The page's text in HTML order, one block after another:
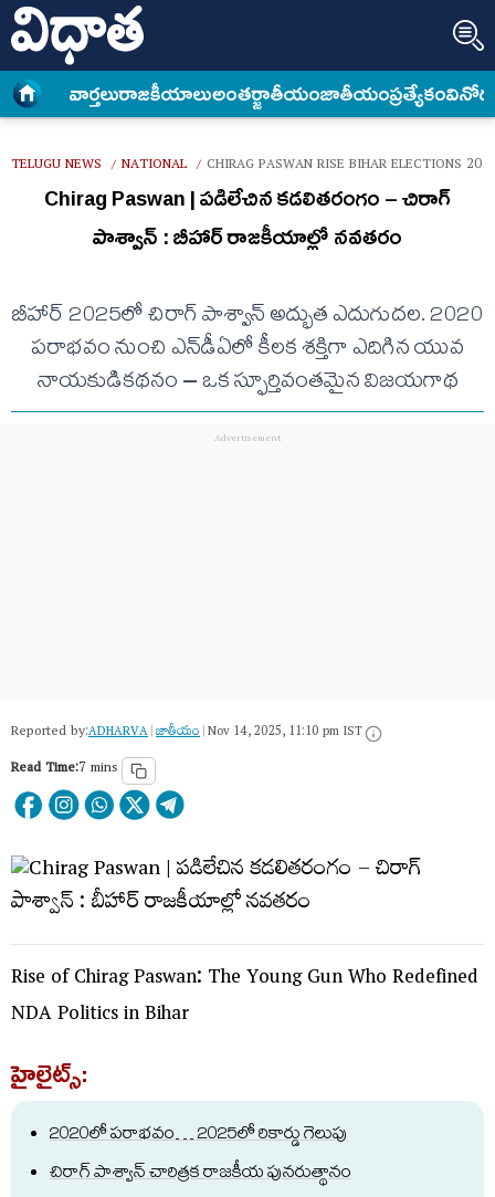
వార్త‌లురాజకీయాలుఅంత‌ర్జాతీయంజాతీయంప్రత్యేకం
TELUGU NEWS / NATIONAL / CHIRAG PASWAN RISE BIHAR ELECTIONS
Chirag​ Paswan | పడిలేచిన కడలితరంగం – చిరాగ్
పాశ్వాన్​ : బీహార్ రాజకీయాల్లో నవతరం
బీహార్ 2025లో చిరాగ్ పాశ్వాన్ అద్భుత ఎదుగుదల. 2020
పరాభవం నుంచి ఎన్​డీఏలో కీలక శక్తిగా ఎదిగిన యువ
నాయకుడికథనం – ఒక స్ఫూర్తివంతమైన విజయగాథ
Reported by:ADHARVA|జాతీయం|Nov 14, 2025, 11:10 pm IST
Read Time:7 mins
Rise of Chirag​ Paswan: The Young Gun Who Redefined
NDA Politics in Bihar
హైలైట్స్:
2020లోపరాభవం… 2025లోరికార్డుగెలుపు
చిరాగ్పాశ్వాన్ చారిత్రక రాజకీయపునరుత్థానం